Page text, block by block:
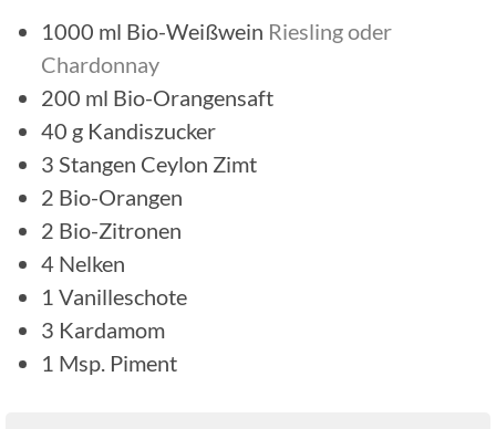
1000 ml Bio-Weißwein Riesling oder
Chardonnay
200 ml Bio-Orangensaft
40 g Kandiszucker
3 Stangen Ceylon Zimt
2 Bio-Orangen
2 Bio-Zitronen
4 Nelken
1 Vanilleschote
3 Kardamom
1 Msp. Piment